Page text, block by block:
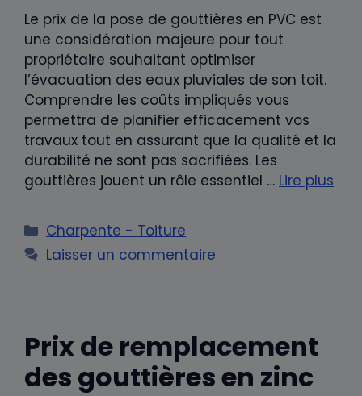
Le prix de la pose de gouttières en PVC est
une considération majeure pour tout
propriétaire souhaitant optimiser
l’évacuation des eaux pluviales de son toit.
Comprendre les coûts impliqués vous
permettra de planifier efficacement vos
travaux tout en assurant que la qualité et la
durabilité ne sont pas sacrifiées. Les
gouttières jouent un rôle essentiel … Lire plus
Catégories
Charpente - Toiture
Laisser un commentaire
Prix de remplacement
des gouttières en zinc